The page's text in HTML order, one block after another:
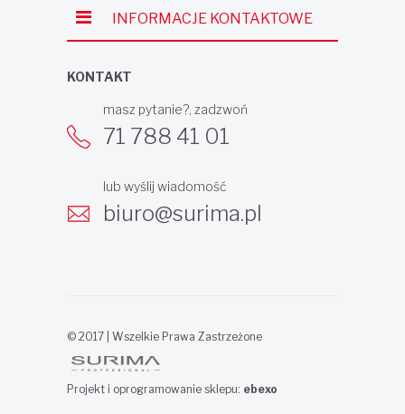
INFORMACJE KONTAKTOWE
KONTAKT
masz pytanie?, zadzwoń
71 788 41 01
lub wyślij wiadomość
biuro@surima.pl
© 2017 | Wszelkie Prawa Zastrzeżone
Projekt i oprogramowanie sklepu: ebexo